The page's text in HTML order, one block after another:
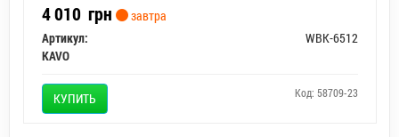
4 010 грн
завтра
Артикул:
WBK-6512
KAVO
КУПИТЬ Код: 58709-23